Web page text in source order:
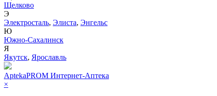
Щелково
Э
Электросталь, Элиста, Энгельс
Ю
Южно-Сахалинск
Я
Якутск, Ярославль
AptekaPROM Интернет-Аптека
×